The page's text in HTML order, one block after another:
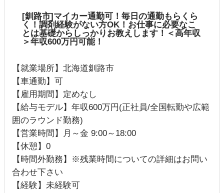
[釧路市]マイカー通勤可！毎日の通勤もらくら
く！調剤経験がない方OK！お仕事に必要なこ
とは基礎からしっかりお教えします！＜高年収
＞年収600万円可能！
【就業場所】北海道釧路市
【車通勤】可
【雇用期間】定めなし
【給与モデル】年収600万円(正社員/全国転勤や広範
囲のラウンド勤務)
【営業時間】月～金 9:00～18:00
【休憩】0
【時間外勤務】※残業時間についての詳細はお問い
合わせ下さい
【経験】未経験可